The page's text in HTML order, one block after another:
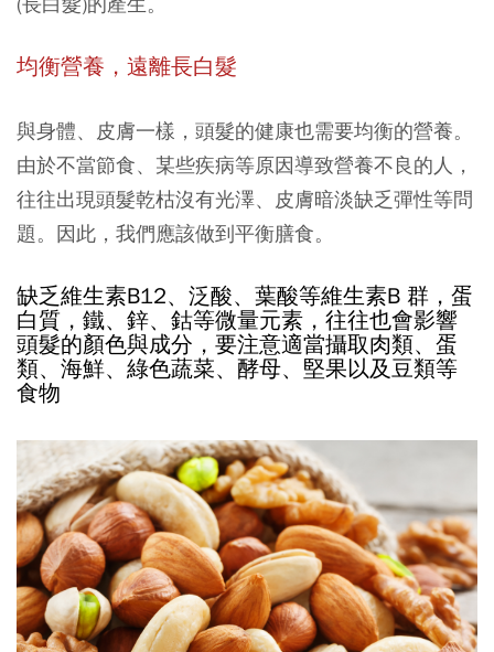
均衡營養，遠離長白髮
與身體、皮膚一樣，頭髮的健康也需要均衡的營養。
由於不當節食、某些疾病等原因導致營養不良的人，
往往出現頭髮乾枯沒有光澤、皮膚暗淡缺乏彈性等問
題。因此，我們應該做到平衡膳食。
缺乏維生素B12、泛酸、葉酸等維生素B 群，蛋
白質，鐵、鋅、鈷等微量元素，往往也會影響
頭髮的顏色與成分，要注意適當攝取肉類、蛋
類、海鮮、綠色蔬菜、酵母、堅果以及豆類等
食物